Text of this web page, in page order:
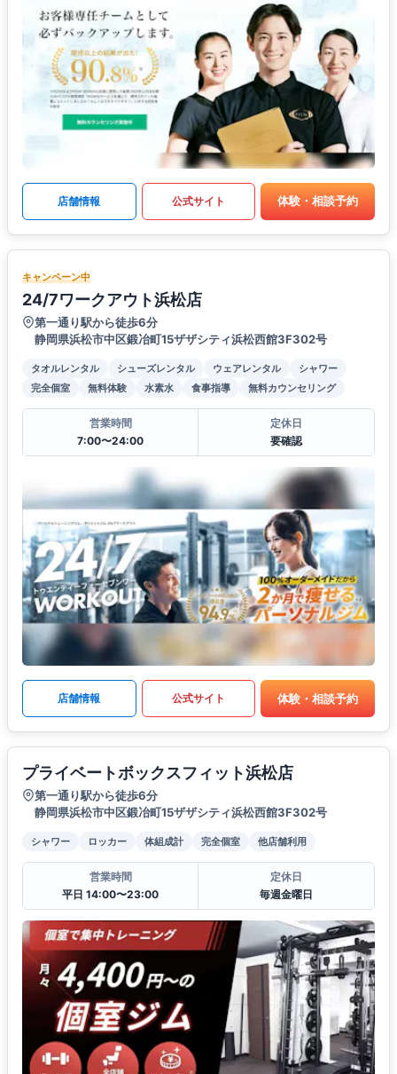
店舗情報 公式サイト 体験・相談予約
キャンペーン中
24/7ワークアウト浜松店
第一通り駅から徒歩6分
静岡県浜松市中区鍛冶町15ザザシティ浜松西館3F302号
タオルレンタル シューズレンタル ウェアレンタル
シャワー
完全個室
無料体験 水素水 食事指導 無料カウンセリング
営業時間
7:00〜24:00
定休日
要確認
店舗情報 公式サイト 体験・相談予約
プライベートボックスフィット浜松店
第一通り駅から徒歩6分
静岡県浜松市中区鍛冶町15ザザシティ浜松西館3F302号
シャワー ロッカー 体組成計 完全個室 他店舗利用
営業時間
平日 14:00〜23:00
定休日
毎週金曜日